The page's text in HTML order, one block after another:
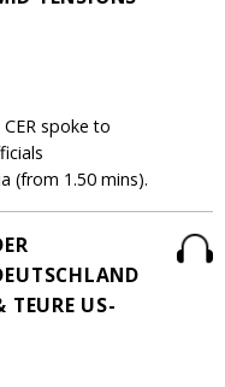
spoke to
(from 1.50 mins).
TEURE US-